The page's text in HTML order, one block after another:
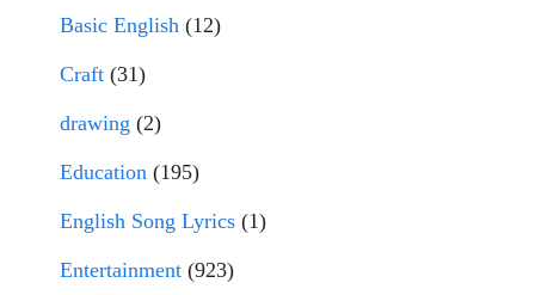
Basic English (12)
Craft (31)
drawing (2)
Education (195)
English Song Lyrics (1)
Entertainment (923)